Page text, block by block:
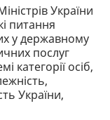
України
питання
у державному
послуг
категорії осіб,
України,